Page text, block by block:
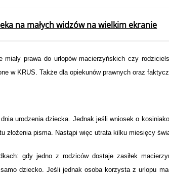
na małych widzów na wielkim ekranie
miały prawa do urlopów macierzyńskich czy
w KRUS. Także dla opiekunów prawnych oraz
urodzenia dziecka. Jednak jeśli wniosek o
złożenia pisma. Nastąpi więc utrata kilku miesięcy
gdy jedno z rodziców dostaje zasiłek
dziecko. Jeśli jednak osoba korzysta z urlopu